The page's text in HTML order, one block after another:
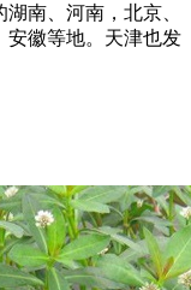
南、河南，北京、
安徽等地。天津也发